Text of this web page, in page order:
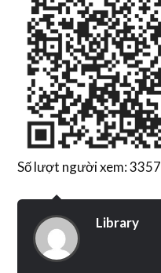
Số lượt người xem: 3357
Library